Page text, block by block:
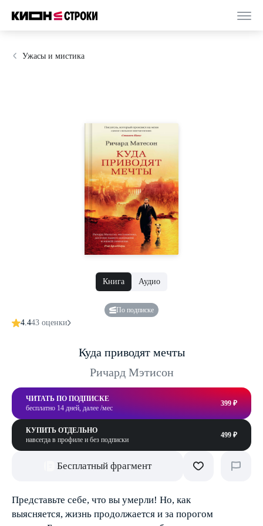
Ужасы и мистика
Книга Аудио
По подписке
4.443 оценки
Куда приводят мечты
Ричард Мэтисон
ЧИТАТЬ ПО ПОДПИСКЕ
бесплатно 14 дней, далее /мес
399 ₽
КУПИТЬ ОТДЕЛЬНО
навсегда в профиле и без подписки
499 ₽
Бесплатный фрагмент
Представьте себе, что вы умерли! Но, как
выясняется, жизнь продолжается и за порогом